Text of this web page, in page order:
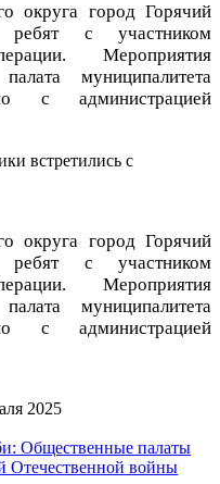
округа город Горячий
ребят с участником
Мероприятия
муниципалитета
с администрацией
встретились с
округа город Горячий
ребят с участником
Мероприятия
муниципалитета
с администрацией
2025